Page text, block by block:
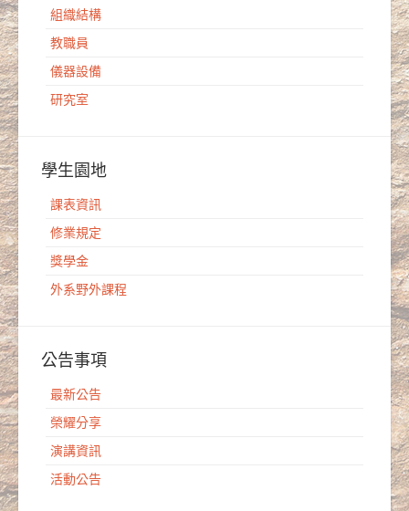
組織結構
教職員
儀器設備
研究室
學生園地
課表資訊
修業規定
獎學金
外系野外課程
公告事項
最新公告
榮耀分享
演講資訊
活動公告